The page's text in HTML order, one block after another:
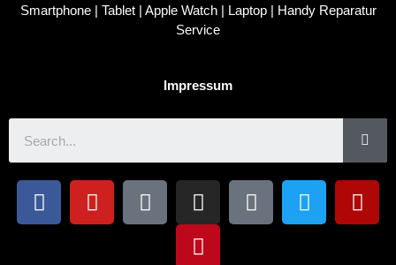
Smartphone | Tablet | Apple Watch | Laptop | Handy Reparatur
Service
Impressum